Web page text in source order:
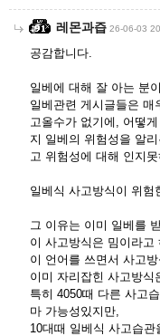
레몬과즙 26-06-03
공감합니다.
일베에 대해 잘 아는 분
일베관련 게시글들은
고올수가 없기에, 어떻
지 일베의 위험성을 알
고 위험성에 대해 인지
일베식 사고방식이 위험
그 이유는 이미 일베를
이 사고방식은 밈이라고
이 언어를 쓰면서 사고
이미 자리잡힌 사고방식
특히 4050때 다른 사고
마 가능성있지만,
10대때 일베식 사고습